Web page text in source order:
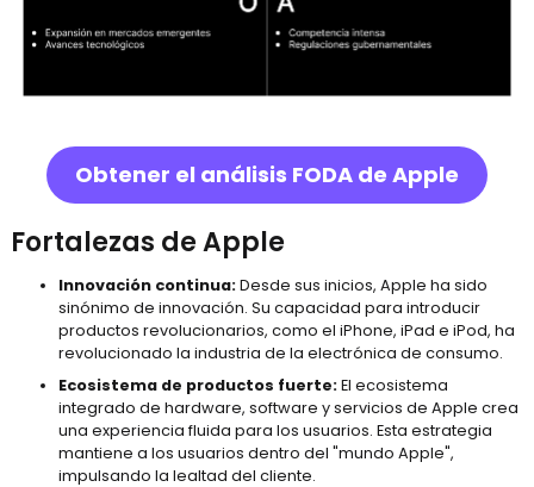
Obtener el análisis FODA de Apple
Fortalezas de Apple
Innovación continua:Desde sus inicios, Apple ha sido
sinónimo de innovación. Su capacidad para introducir
productos revolucionarios, como el iPhone, iPad e iPod, ha
revolucionado la industria de la electrónica de consumo.
Ecosistema de productos fuerte:El ecosistema
integrado de hardware, software y servicios de Apple crea
una experiencia fluida para los usuarios. Esta estrategia
mantiene a los usuarios dentro del "mundo Apple",
impulsando la lealtad del cliente.